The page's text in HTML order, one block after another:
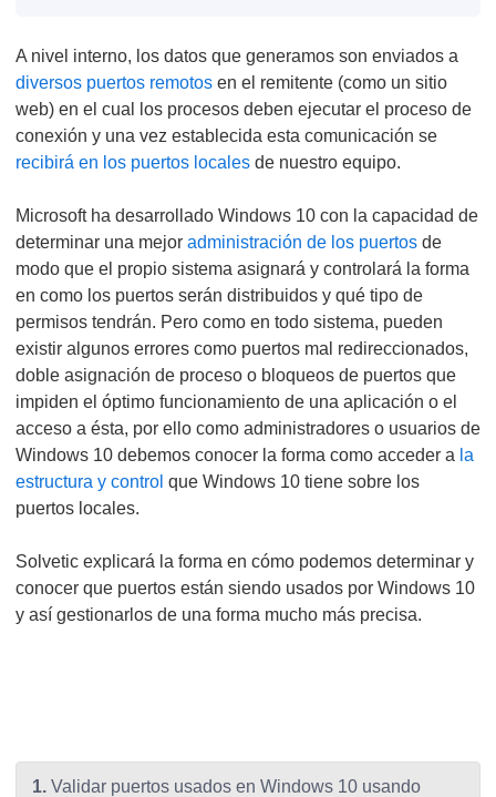
A nivel interno, los datos que generamos son enviados a
diversos puertos remotos en el remitente (como un sitio
web) en el cual los procesos deben ejecutar el proceso de
conexión y una vez establecida esta comunicación se
recibirá en los puertos locales de nuestro equipo.
Microsoft ha desarrollado Windows 10 con la capacidad de
determinar una mejor administración de los puertos de
modo que el propio sistema asignará y controlará la forma
en como los puertos serán distribuidos y qué tipo de
permisos tendrán. Pero como en todo sistema, pueden
existir algunos errores como puertos mal redireccionados,
doble asignación de proceso o bloqueos de puertos que
impiden el óptimo funcionamiento de una aplicación o el
acceso a ésta, por ello como administradores o usuarios de
Windows 10 debemos conocer la forma como acceder a la
estructura y control que Windows 10 tiene sobre los
puertos locales.
Solvetic explicará la forma en cómo podemos determinar y
conocer que puertos están siendo usados por Windows 10
y así gestionarlos de una forma mucho más precisa.
1. Validar puertos usados en Windows 10 usando